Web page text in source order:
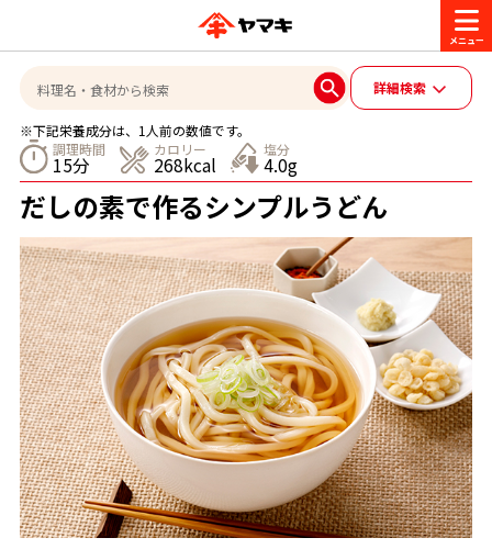
商品情報
ブランド一覧
ヤマキ『めんつゆ』 ヤマキ 割烹白だし
レシピ
おいしいレシピを探す
おいしいレシピトップ
主食レシピ
主菜レシピ
汁物レシピ
かつお節・だしを楽しむ
かつお節・だしを知る
だしの取り方
かつお節の削り方
かつお節・だしをもっと知る
CM・キャンペーン
CM
キャンペーン一覧
企業・採用情報
企業情報
- 百年対話
お問い合わせ
ヤマキお客様相談室
オンラインショップ
詳細検索
※下記栄養成分は、1人前の数値です。
調理時間
15分
カロリー
268kcal
塩分
4.0g
だしの素で作るシンプルうどん